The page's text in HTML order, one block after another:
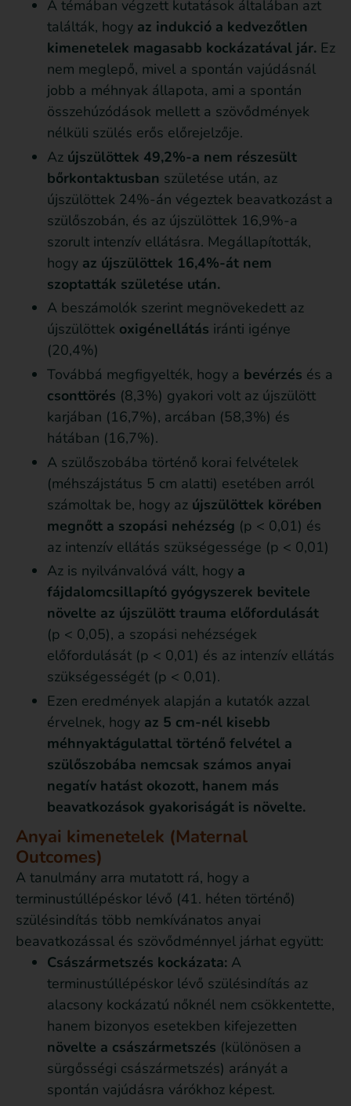
A témában végzett kutatások általában azt
találták, hogy az indukció a kedvezőtlen
kimenetelek magasabb kockázatával jár. Ez
nem meglepő, mivel a spontán vajúdásnál
jobb a méhnyak állapota, ami a spontán
összehúzódások mellett a szövődmények
nélküli szülés erős előrejelzője.
Az újszülöttek 49,2%-a nem részesült
bőrkontaktusban születése után, az
újszülöttek 24%-án végeztek beavatkozást a
szülőszobán, és az újszülöttek 16,9%-a
szorult intenzív ellátásra. Megállapították,
hogy az újszülöttek 16,4%-át nem
szoptatták születése után.
A beszámolók szerint megnövekedett az
újszülöttek oxigénellátás iránti igénye
(20,4%)
Továbbá megfigyelték, hogy a bevérzés és a
csonttörés (8,3%) gyakori volt az újszülött
karjában (16,7%), arcában (58,3%) és
hátában (16,7%).
A szülőszobába történő korai felvételek
(méhszájstátus 5 cm alatti) esetében arról
számoltak be, hogy az újszülöttek körében
megnőtt a szopási nehézség (p < 0,01) és
az intenzív ellátás szükségessége (p < 0,01)
Az is nyilvánvalóvá vált, hogy a
fájdalomcsillapító gyógyszerek bevitele
növelte az újszülött trauma előfordulását
(p < 0,05), a szopási nehézségek
előfordulását (p < 0,01) és az intenzív ellátás
szükségességét (p < 0,01).
Ezen eredmények alapján a kutatók azzal
érvelnek, hogy az 5 cm-nél kisebb
méhnyaktágulattal történő felvétel a
szülőszobába nemcsak számos anyai
negatív hatást okozott, hanem más
beavatkozások gyakoriságát is növelte.
Anyai kimenetelek (Maternal
Outcomes)
A tanulmány arra mutatott rá, hogy a
terminustúllépéskor lévő (41. héten történő)
szülésindítás több nemkívánatos anyai
beavatkozással és szövődménnyel járhat együtt:
Császármetszés kockázata: A
terminustúllépéskor lévő szülésindítás az
alacsony kockázatú nőknél nem csökkentette,
hanem bizonyos esetekben kifejezetten
növelte a császármetszés (különösen a
sürgősségi császármetszés) arányát a
spontán vajúdásra várókhoz képest.